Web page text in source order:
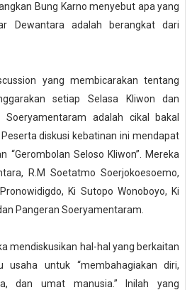
Bung Karno menyebut apa yang
Dewantara adalah berangkat dari
yang membicarakan tentang
setiap Selasa Kliwon dan
adalah cikal bakal
diskusi kebatinan ini mendapat
“Gerombolan Seloso Kliwon”. Mereka
R.M Soetatmo Soerjokoesoemo,
Ki Sutopo Wonoboyo, Ki
Pangeran Soeryamentaram.
mendiskusikan hal-hal yang berkaitan
usaha untuk “membahagiakan diri,
dan umat manusia.” Inilah yang